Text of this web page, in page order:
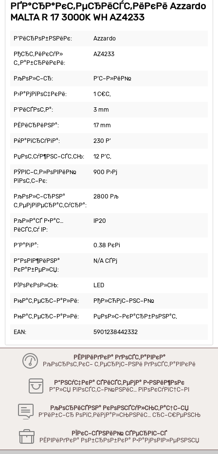
РҐР°СЂР°РєС‚РµСЂРёСЃС‚РёРєРё Azzardo
MALTA R 17 3000K WH AZ4233
Р’РёСЂРѕР±РЅРёРє: Azzardo
РђСЂС‚РёРєСѓР»
С„Р°Р±СЂРёРєРё:
AZ4233
РљРѕР»С–СЂ: Р‘С–Р»РёР№
Р›Р°РјРїРѕС‡РєРё: 1 С€С‚
Р’РёСЃРѕС‚Р°: 3 mm
РЁРёСЂРёРЅР°: 17 mm
РќР°РїСЂСѓРіР°: 230 Р’
РџРѕС‚СѓР¶РЅС–СЃС‚СЊ: 12 Р’С‚
РЎРІС–С‚Р»РѕРІРёР№
РїРѕС‚С–Рє:
900 Р›Рј
РљРѕР»С–СЂРЅР°
С‚РµРјРїРµСЂР°С‚СѓСЂР°:
2800 Рљ
РљР»Р°СЃ Р·Р°С…
РёСЃС‚Сѓ IP:
IP20
Р’Р°РіР°: 0.38 РєРі
Р”РѕРІР¶РёРЅР°
РєР°Р±РµР»СЏ:
N/A СЃРј
Р¦РѕРєРѕР»СЊ: LED
РњР°С‚РµСЂС–Р°Р»Рё: РђР»СЋРјС–РЅС–Р№
РњР°С‚РµСЂС–Р°Р»Рё: РџРѕР»С–РєР°СЂР±РѕРЅР°С‚
EAN: 5901238442332
РЁРІРёРґРєР° РґРѕСЃС‚Р°РІРєР°
РљРѕСЂРѕС‚РєС– С‚РµСЂРјС–РЅРё РґРѕСЃС‚Р°РІРєРё
Р“РЅСѓС‡РєР° СЃРёСЃС‚РµРјР° Р·РЅРёР¶РѕРє
Р”Р»СЏ РїРѕСЃС‚С–Р№РЅРёС… РїРѕРєСѓРїС†С–РІ
РљРѕСЂРёСЃРЅР° РєРѕРЅСЃСѓР»СЊС‚Р°С†С–СЏ
Р’РёР±С–СЂ РѕРїС‚РёРјР°Р»СЊРЅРёС… СЂС–С€РµРЅСЊ
РЇРєС–СЃРЅРёР№ СЃРµСЂРІС–СЃ
РЁРІРёРґРєР° РѕР±СЂРѕР±РєР° Р·Р°РјРѕРІР»РµРЅРЅСЏ